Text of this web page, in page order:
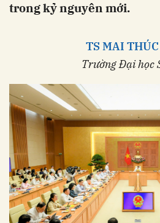
trong kỷ nguyên mới.
TS MAI
Trường Đại học